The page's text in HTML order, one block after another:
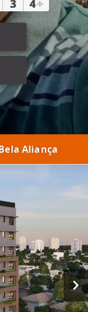
3 4+
Aliança